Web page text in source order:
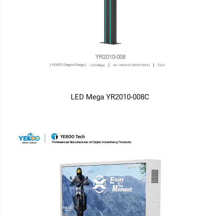
LED Mega YR2010-008C